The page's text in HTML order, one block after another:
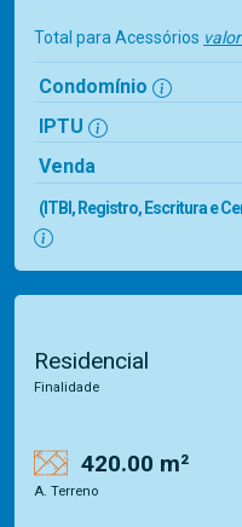
Total para Acessórios
Condomínio
IPTU
Venda
(ITBI, Registro, Escritura e
Residencial
Finalidade
420.00 m²
A. Terreno